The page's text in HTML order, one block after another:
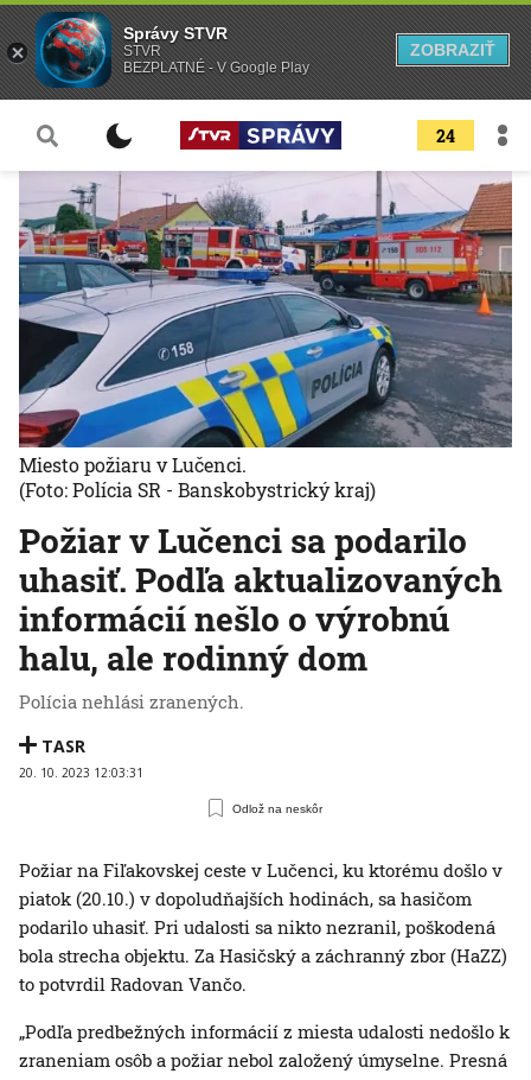
24
Požiar v Lučenci sa podarilo
uhasiť. Podľa aktualizovaných
informácií nešlo o výrobnú
halu, ale rodinný dom
Polícia nehlási zranených.
TASR
20. 10. 2023 12:03:31
Odlož na neskôr
Miesto požiaru v Lučenci.
(Foto: Polícia SR - Banskobystrický kraj)
Požiar na Fiľakovskej ceste v Lučenci, ku ktorému došlo v
piatok (20.10.) v dopoludňajších hodinách, sa hasičom
podarilo uhasiť. Pri udalosti sa nikto nezranil, poškodená
bola strecha objektu. Za Hasičský a záchranný zbor (HaZZ)
to potvrdil Radovan Vančo.
„Podľa predbežných informácií z miesta udalosti nedošlo k
zraneniam osôb a požiar nebol založený úmyselne. Presná
Správy STVR
STVR
BEZPLATNÉ - V Google Play
ZOBRAZIŤ